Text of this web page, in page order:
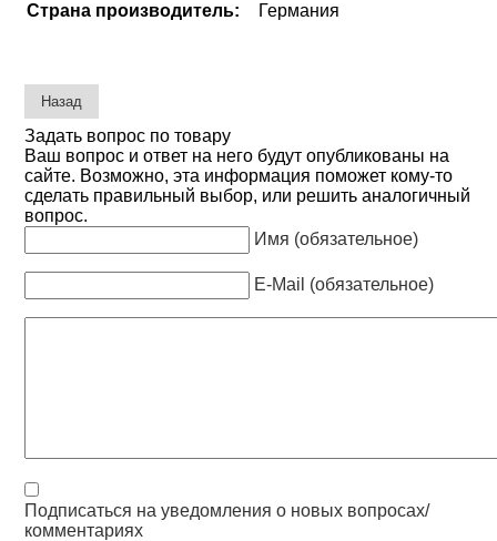
Страна производитель: Германия
Задать вопрос по товару
Ваш вопрос и ответ на него будут опубликованы на
сайте. Возможно, эта информация поможет кому-то
сделать правильный выбор, или решить аналогичный
вопрос.
Имя (обязательное)
E-Mail (обязательное)
Подписаться на уведомления о новых вопросах/
комментариях